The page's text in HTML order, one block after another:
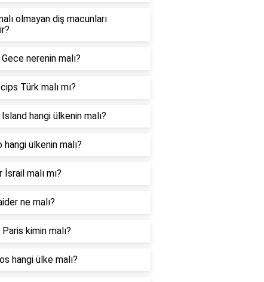
olmayan diş macunları
nerenin malı?
Türk malı mı?
hangi ülkenin malı?
hangi ülkenin malı?
İsrail malı mı?
ne malı?
kimin malı?
hangi ülke malı?